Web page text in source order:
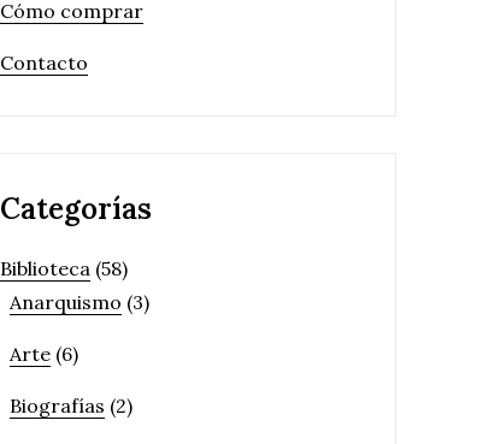
Cómo comprar
Contacto
Categorías
Biblioteca (58)
Anarquismo (3)
Arte (6)
Biografías (2)